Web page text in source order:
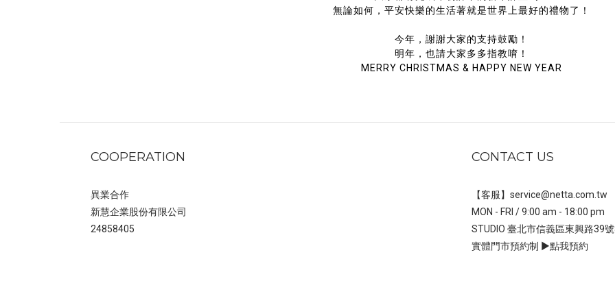
無論如何，平安快樂的生活著就是世界上最好的禮物了！
今年，謝謝大家的支持鼓勵！
明年，也請大家多多指教唷！
MERRY CHRISTMAS & HAPPY NEW YEAR
COOPERATION
異業合作
新慧企業股份有限公司
24858405
CONTACT US
【客服】service@netta.com.tw
MON - FRI / 9:00 am - 18:00 pm
STUDIO 臺北市信義區東興路39
實體門市預約制 ▶點我預約